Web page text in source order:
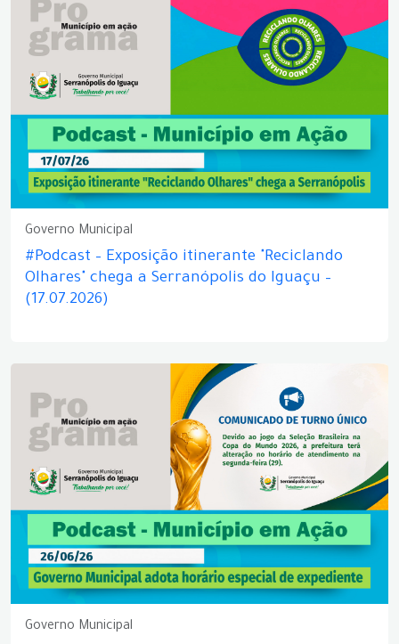
Governo Municipal
#Podcast – Exposição itinerante "Reciclando
Olhares" chega a Serranópolis do Iguaçu –
(17.07.2026)
Governo Municipal